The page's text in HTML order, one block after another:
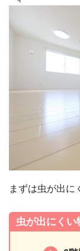
まずは虫が出に
虫が出にくい